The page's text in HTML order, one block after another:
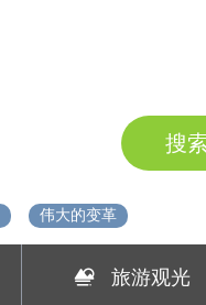
伟大的变革
旅游观光